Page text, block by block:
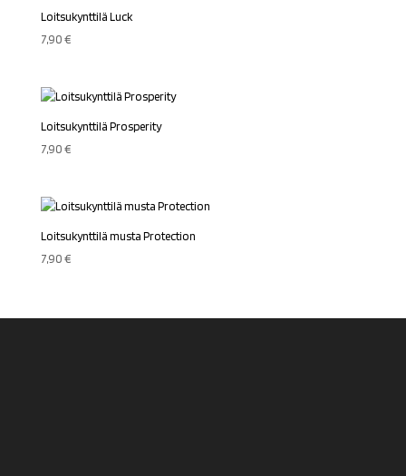
Loitsukynttilä Luck
7,90€
Loitsukynttilä Prosperity
7,90€
Loitsukynttilä musta Protection
7,90€